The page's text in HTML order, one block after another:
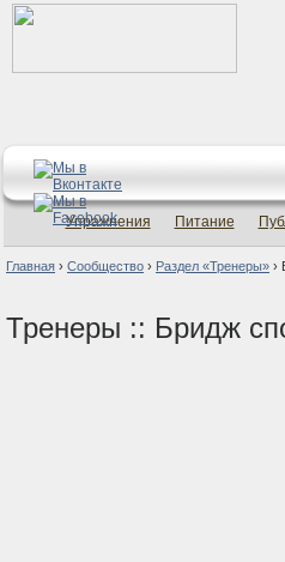
Упражнения Питание
Главная › Сообщество › Раздел «Тренеры» ›
Тренеры :: Бридж